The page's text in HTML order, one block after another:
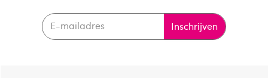
Inschrijven